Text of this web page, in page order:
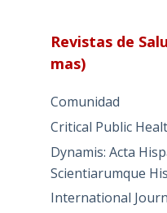
Revistas de
mas)
Comunidad
Critical Public
Dynamis: Acta
Scientiarumque
International